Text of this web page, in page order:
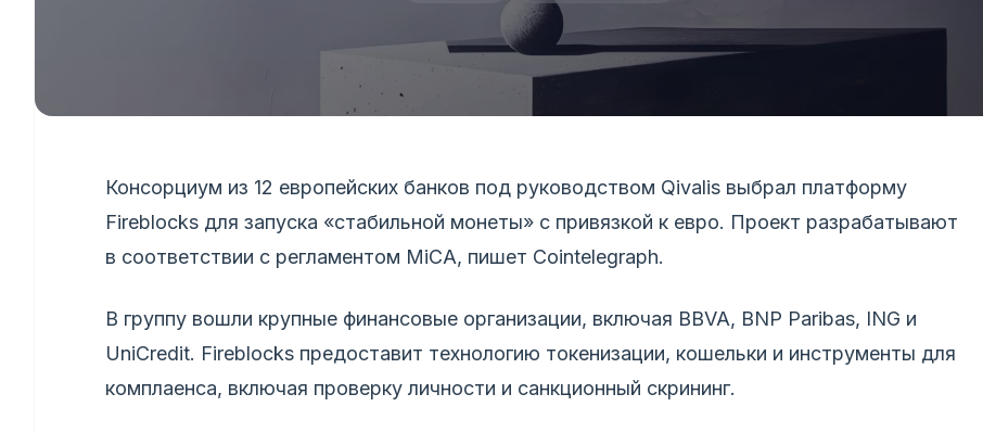
Консорциум из 12 европейских банков под руководством Qivalis выбрал платформу
Fireblocks для запуска «стабильной монеты» с привязкой к евро. Проект разрабатывают
в соответствии с регламентом MiCA, пишет Cointelegraph.
В группу вошли крупные финансовые организации, включая BBVA, BNP Paribas, ING и
UniCredit. Fireblocks предоставит технологию токенизации, кошельки и инструменты для
комплаенса, включая проверку личности и санкционный скрининг.